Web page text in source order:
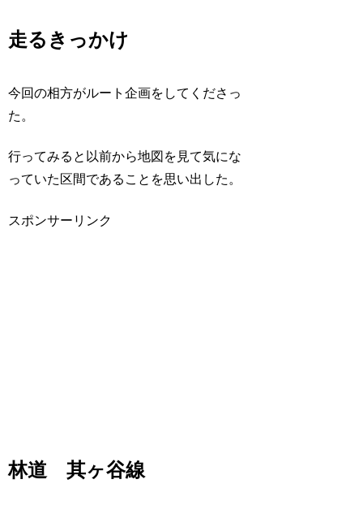
走るきっかけ
今回の相方がルート企画をしてくださっ
た。
行ってみると以前から地図を見て気にな
っていた区間であることを思い出した。
スポンサーリンク
林道 其ヶ谷線